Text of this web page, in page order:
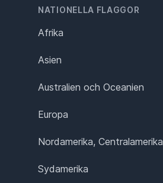
NATIONELLA FLAGGOR
Afrika
Asien
Australien och Oceanien
Europa
Nordamerika, Centralamerika
Sydamerika